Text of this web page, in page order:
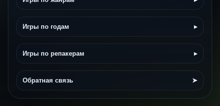
Игры по годам ▸
Игры по репакерам ▸
Обратная связь ➤